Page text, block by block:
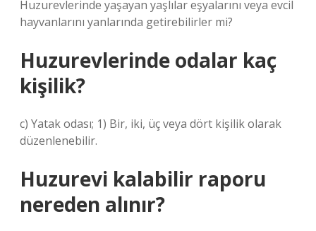
Huzurevlerinde yaşayan yaşlılar eşyalarını veya evcil
hayvanlarını yanlarında getirebilirler mi?
Huzurevlerinde odalar kaç
kişilik?
c) Yatak odası; 1) Bir, iki, üç veya dört kişilik olarak
düzenlenebilir.
Huzurevi kalabilir raporu
nereden alınır?